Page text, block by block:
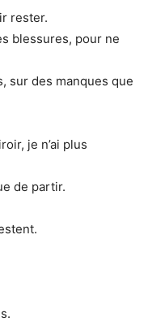
rester.
blessures, pour ne
sur des manques que
je n’ai plus
de partir.